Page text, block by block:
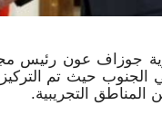
جوزاف عون رئيس
الجنوب حيث تم
المناطق التجريبية.